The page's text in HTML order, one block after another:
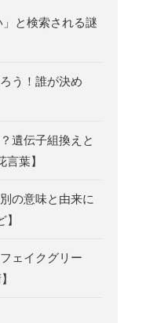
」と検索される謎
う！誰が決め
遺伝子組換えと
葉】
の意味と由来に
ェイクグリー